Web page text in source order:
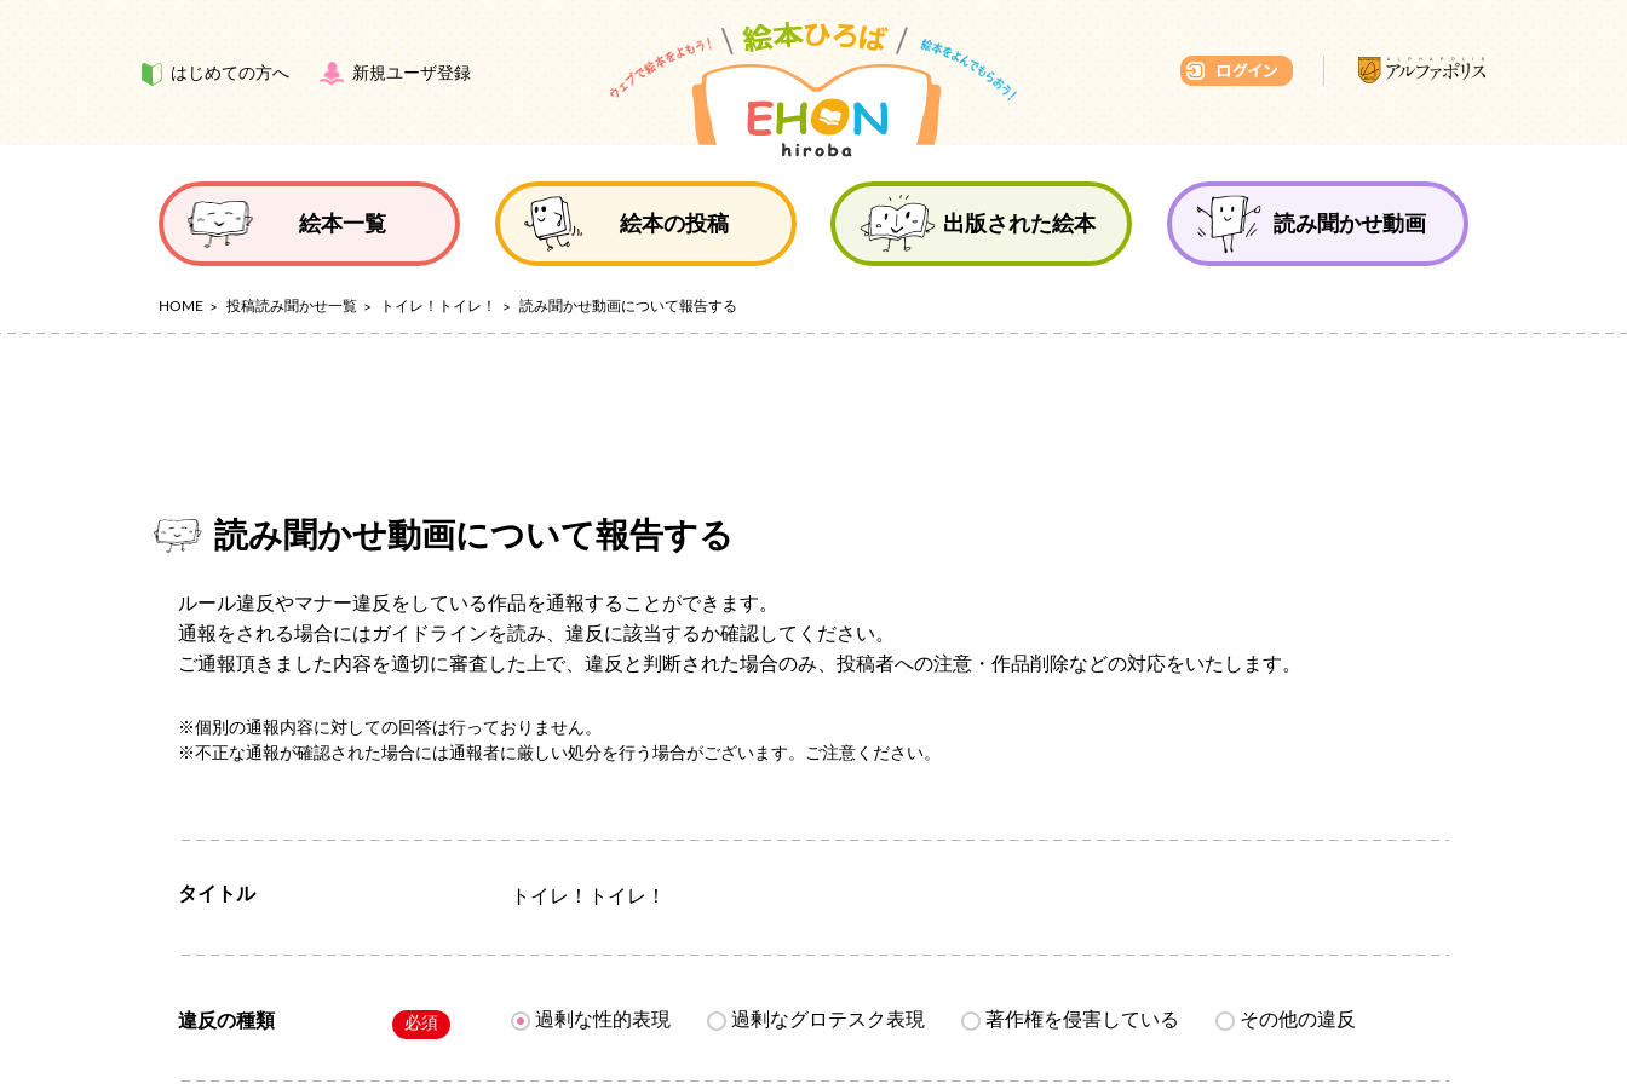
はじめての方へ 新規ユーザ登録
絵本一覧 絵本の投稿 出版された絵本 読み聞かせ動画
HOME 投稿読み聞かせ一覧 トイレ！トイレ！ 読み聞かせ動画について報告する
読み聞かせ動画について報告する
ルール違反やマナー違反をしている作品を通報することができます。
通報をされる場合にはガイドラインを読み、違反に該当するか確認してください。
ご通報頂きました内容を適切に審査した上で、違反と判断された場合のみ、投稿者への注意・作品削除などの対応をいたします。
※個別の通報内容に対しての回答は行っておりません。
※不正な通報が確認された場合には通報者に厳しい処分を行う場合がございます。ご注意ください。
タイトル トイレ！トイレ！
違反の種類 必須 過剰な性的表現 過剰なグロテスク表現 著作権を侵害している その他の違反